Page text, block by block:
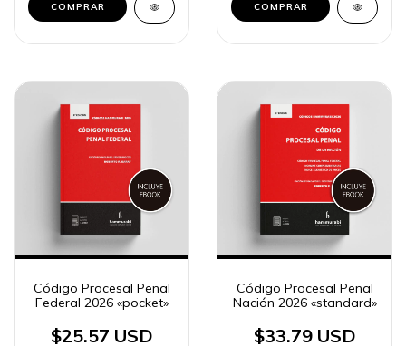
COMPRAR COMPRAR
Código Procesal Penal
Federal 2026 «pocket»
$25.57 USD
Código Procesal Penal
Nación 2026 «standard»
$33.79 USD